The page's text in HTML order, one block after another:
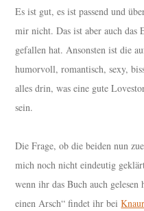
Es ist gut, es ist passend und
mir nicht. Das ist aber auch das
gefallen hat. Ansonsten ist die
humorvoll, romantisch, sexy,
alles drin, was eine gute
sein.
Die Frage, ob die beiden nun
mich noch nicht eindeutig
wenn ihr das Buch auch
einen Arsch“ findet ihr beiKnaur